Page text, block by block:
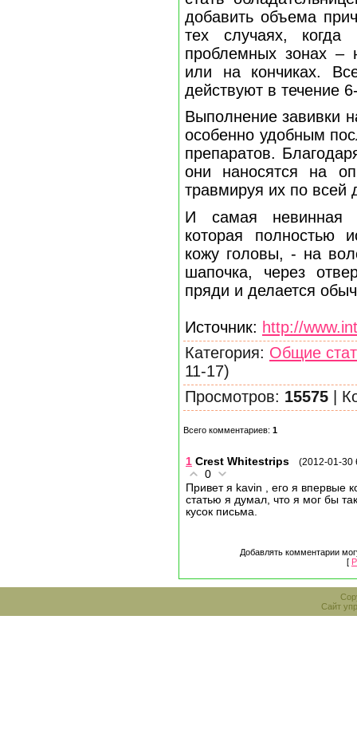
добавить объема
тех случаях,
проблемных зонах –
или на кончиках.
действуют в течение
Выполнение завивки
особенно удобным
препаратов.
они наносятся на
травмируя их по всей
И самая невинная
которая полностью
кожу головы, - на
шапочка, через
пряди и делается
Источник: http://
Категория: Общие
11-17)
Просмотров: 15575 |
Всего комментариев: 1
1 Crest Whitestrips (2012-01-30
0
Привет я kavin , его я впервые
статью я думал, что я мог бы
кусок письма.
Добавлять комментарии
[
Сайт